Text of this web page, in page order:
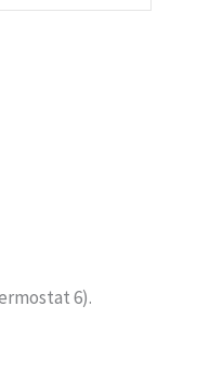
6).